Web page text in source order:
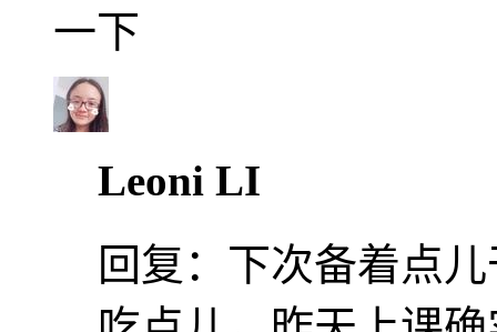
一下
Leoni LI
回复： 下次备着点